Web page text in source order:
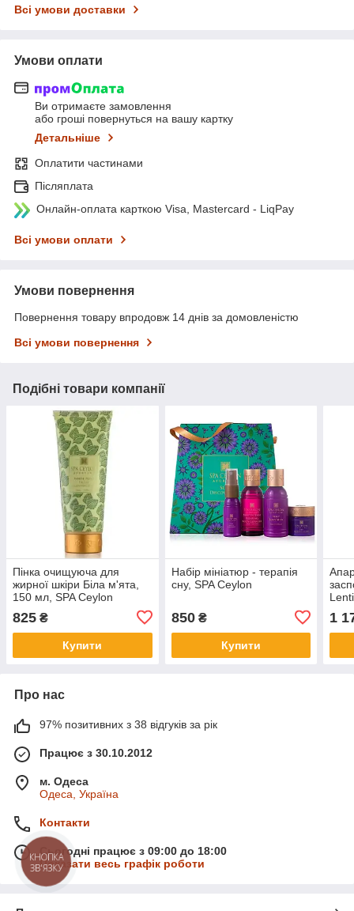
Всі умови доставки
Умови оплати
Ви отримаєте замовлення
або гроші повернуться на вашу картку
Детальніше
Оплатити частинами
Післяплата
Онлайн-оплата карткою Visa, Mastercard - LiqPay
Всі умови оплати
Умови повернення
Повернення товару впродовж 14 днів за домовленістю
Всі умови повернення
Подібні товари компанії
Пінка очищуюча для
жирної шкіри Біла м'ята,
150 мл, SPA Ceylon
825 ₴
Купити
Набір мініатюр - терапія
сну, SPA Ceylon
850₴
Купити
1
Про нас
97% позитивних з 38 відгуків за рік
Працює з 30.10.2012
м. Одеса
Одеса, Україна
Контакти
Сьогодні працює з 09:00 до 18:00
Показати весь графік роботи
КНОПКА
ЗВ'ЯЗКУ